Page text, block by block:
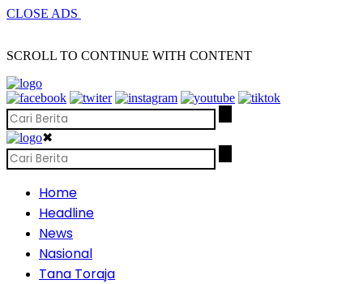
CLOSE ADS
SCROLL TO CONTINUE WITH CONTENT
✖
Home
Headline
News
Nasional
Tana Toraja